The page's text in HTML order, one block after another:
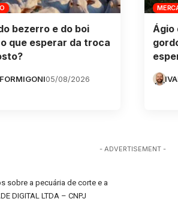
bezerro e do boi
que esperar da troca
05/08/2026
Ágio
- ADVERTISEMENT -
sobre a pecuária de corte e a
DIGITAL LTDA – CNPJ